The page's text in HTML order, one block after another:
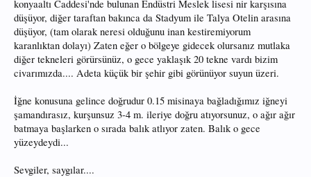
konyaaltı Caddesi'nde bulunan Endüstri Meslek lisesi nir karşısına
düşüyor, diğer taraftan bakınca da Stadyum ile Talya Otelin arasına
düşüyor, (tam olarak neresi olduğunu inan kestiremiyorum
karanlıktan dolayı) Zaten eğer o bölgeye gidecek olursanız mutlaka
diğer tekneleri görürsünüz, o gece yaklaşık 20 tekne vardı bizim
civarımızda.... Adeta küçük bir şehir gibi görünüyor suyun üzeri.
İğne konusuna gelince doğrudur 0.15 misinaya bağladığımız iğneyi
şamandırasız, kurşunsuz 3-4 m. ileriye doğru atıyorsunuz, o ağır ağır
batmaya başlarken o sırada balık atlıyor zaten. Balık o gece
yüzeydeydi...
Sevgiler, saygılar....